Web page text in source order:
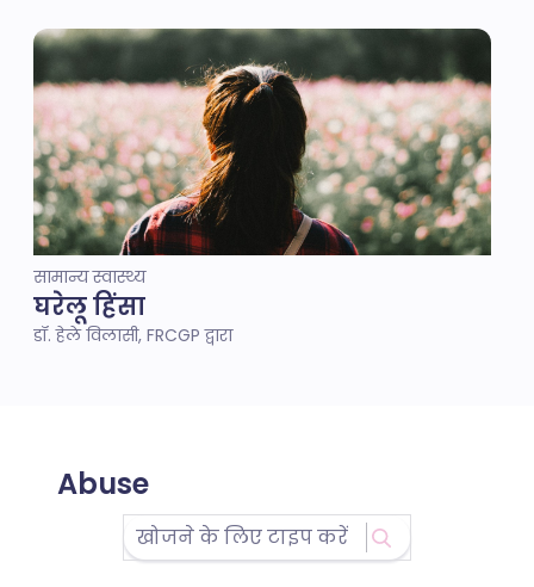
सामान्य स्वास्थ्य
घरेलू हिंसा
डॉ. हेले विलासी, FRCGP द्वारा
Abuse